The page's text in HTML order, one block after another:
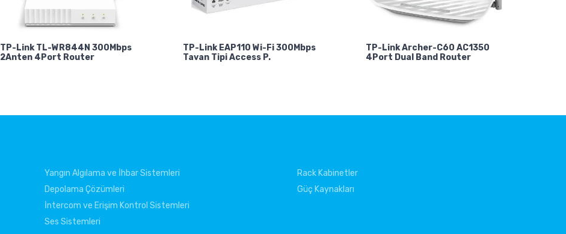
TP-Link TL-WR844N 300Mbps
2Anten 4Port Router
TP-Link EAP110 Wi-Fi 300Mbps
Tavan Tipi Access P.
TP-Link Archer-C60 AC1350
4Port Dual Band Router
Yangın Algılama ve İhbar Sistemleri
Depolama Çözümleri
İntercom ve Erişim Kontrol Sistemleri
Ses Sistemleri
Rack Kabinetler
Güç Kaynakları